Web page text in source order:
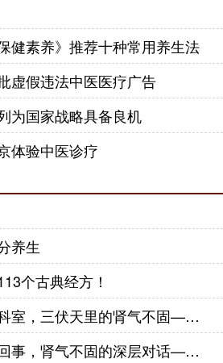
健素养》推荐十种常用养生法
虚假违法中医医疗广告
为国家战略具备良机
体验中医诊疗
养生
个古典经方！
手指头尖麻木挂什么科室，三伏天里的肾气不固——肾合jjn
左手手指头麻木怎么回事，肾气不固的深层对话——肾合jjn